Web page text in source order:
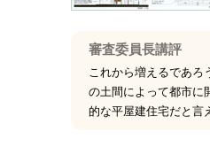
審査委員長講評
これから増えるであろ
の土間によって都市に
的な平屋建住宅だと言